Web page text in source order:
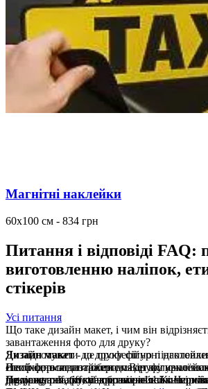
Магнітні наклейки
60x100 см - 834 грн
Питання і відповіді FAQ:
виготовленню наліпок,
стікерів
Усі питання
Що таке дизайн макет, і чим він
завантаження фото для друку?
Дизайн макет- це професійно
створюється дизайнером. Він включає
покращення якості зображення та інші
Як підготувати до друку фігурні
Необхідно завантажити макет фігурної
jpg, jpeg, pdf, tiff, tif в розмірі
Який формат потрібен для друку
Прямокутні або квадратні наклейки
Де можна надрукувати наклейки в